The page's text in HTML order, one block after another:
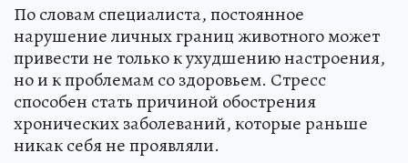
По словам специалиста, постоянное
нарушение личных границ животного может
привести не только к ухудшению настроения,
но и к проблемам со здоровьем. Стресс
способен стать причиной обострения
хронических заболеваний, которые раньше
никак себя не проявляли.